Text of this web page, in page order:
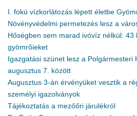
I. fokú vízkorlátozás lépett életbe
Növényvédelmi permetezés lesz a
Hőségben sem marad ivóvíz nélkül: 43
gyömrőieket
Igazgatási szünet lesz a Polgármesteri
augusztus 7. között
Augusztus 3-án érvényüket vesztik a
személyi igazolványok
Tájékoztatás a mezőőri járulékról